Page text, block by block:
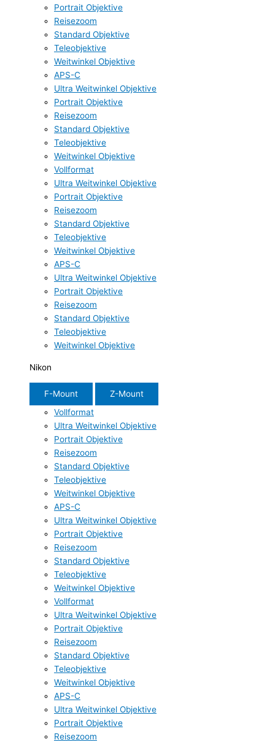
Portrait Objektive
Reisezoom
Standard Objektive
Teleobjektive
Weitwinkel Objektive
APS-C
Ultra Weitwinkel Objektive
Portrait Objektive
Reisezoom
Standard Objektive
Teleobjektive
Weitwinkel Objektive
Vollformat
Ultra Weitwinkel Objektive
Portrait Objektive
Reisezoom
Standard Objektive
Teleobjektive
Weitwinkel Objektive
APS-C
Ultra Weitwinkel Objektive
Portrait Objektive
Reisezoom
Standard Objektive
Teleobjektive
Weitwinkel Objektive
Nikon
F-Mount
Z-Mount
Vollformat
Ultra Weitwinkel Objektive
Portrait Objektive
Reisezoom
Standard Objektive
Teleobjektive
Weitwinkel Objektive
APS-C
Ultra Weitwinkel Objektive
Portrait Objektive
Reisezoom
Standard Objektive
Teleobjektive
Weitwinkel Objektive
Vollformat
Ultra Weitwinkel Objektive
Portrait Objektive
Reisezoom
Standard Objektive
Teleobjektive
Weitwinkel Objektive
APS-C
Ultra Weitwinkel Objektive
Portrait Objektive
Reisezoom